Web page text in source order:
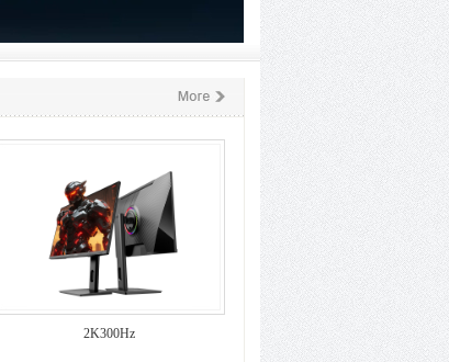
2K300Hz